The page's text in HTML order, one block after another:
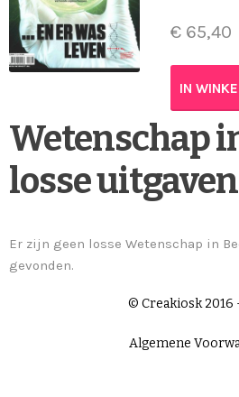
€ 65,40
IN
Wetenschap
losse uitgaven
Er zijn geen losse Wetenschap in
gevonden.
© Creakiosk 2016
Algemene